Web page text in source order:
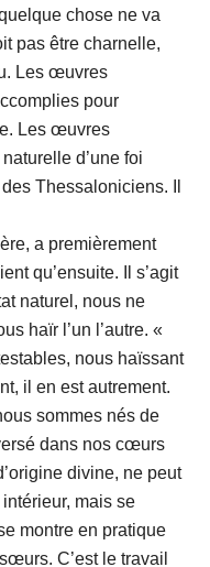
chose ne va
pas être charnelle,
Les œuvres
pour
Les œuvres
d’une foi
Thessaloniciens. Il
a premièrement
qu’ensuite. Il s’agit
naturel, nous ne
haïr l’un l’autre. «
nous haïssant
il en est autrement.
sommes nés de
dans nos cœurs
divine, ne peut
intérieur, mais se
montre en pratique
C’est le travail